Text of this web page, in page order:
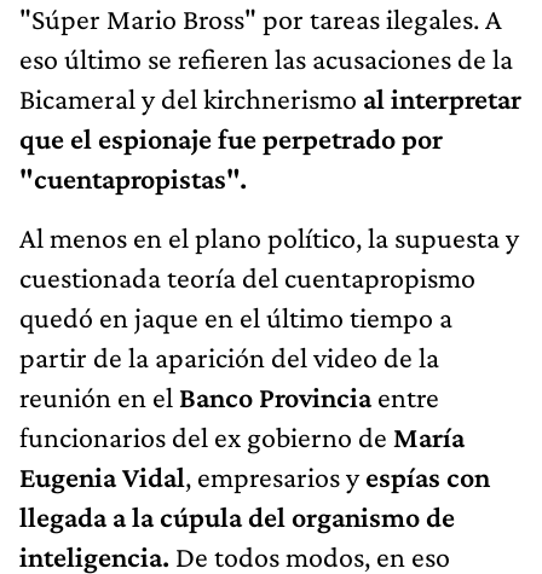
"Súper Mario Bross" por tareas ilegales. A
eso último se refieren las acusaciones de la
Bicameral y del kirchnerismo al interpretar
que el espionaje fue perpetrado por
"cuentapropistas".
Al menos en el plano político, la supuesta y
cuestionada teoría del cuentapropismo
quedó en jaque en el último tiempo a
partir de la aparición del video de la
reunión en el Banco Provinciaentre
funcionarios del ex gobierno de María
Eugenia Vidal, empresarios yespías con
llegada a la cúpula del organismo de
inteligencia. De todos modos, en eso